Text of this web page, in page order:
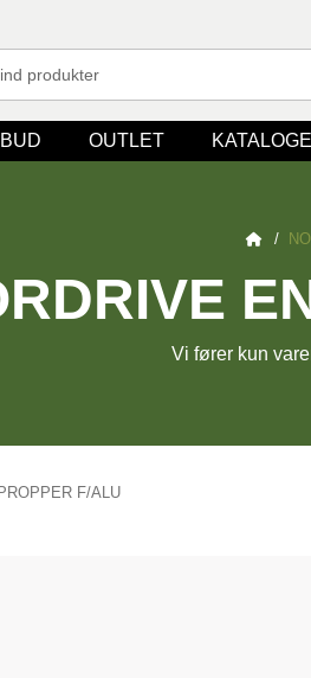
OUTLET
/
Vi fører kun
F/ALU